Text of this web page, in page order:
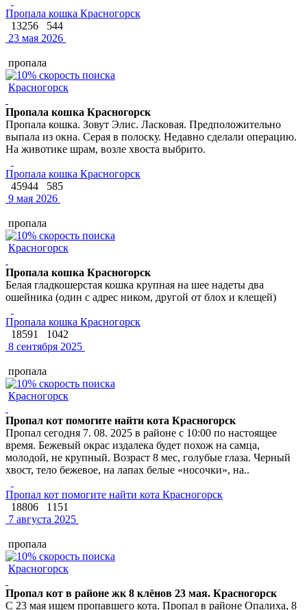
Пропала кошка Красногорск
13256
544
23 мая 2026
пропала
Красногорск
Пропала кошка Красногорск
Пропала кошка. Зовут Элис. Ласковая. Предположительно
выпала из окна. Серая в полоску. Недавно сделали операцию.
На животике шрам, возле хвоста выбрито.
Пропала кошка Красногорск
45944
585
9 мая 2026
пропала
Красногорск
Пропала кошка Красногорск
Белая гладкошерстая кошка крупная на шее надеты два
ошейника (один с адрес ником, другой от блох и клещей)
Пропала кошка Красногорск
18591
1042
8 сентября 2025
пропала
Красногорск
Пропал кот помогите найти кота Красногорск
Пропал сегодня 7. 08. 2025 в районе с 10:00 по настоящее
время. Бежевый окрас издалека будет похож на самца,
молодой, не крупный. Возраст 8 мес, голубые глаза. Черный
хвост, тело бежевое, на лапах белые «носочки», на..
Пропал кот помогите найти кота Красногорск
18806
1151
7 августа 2025
пропала
Красногорск
Пропал кот в районе жк 8 клёнов 23 мая. Красногорск
С 23 мая ищем пропавшего кота. Пропал в районе Опалиха, 8